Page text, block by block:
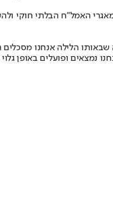
האמל"ח הבלתי חוקי
הלילה אנחנו מסכלים
נמצאים ופועלים באופן